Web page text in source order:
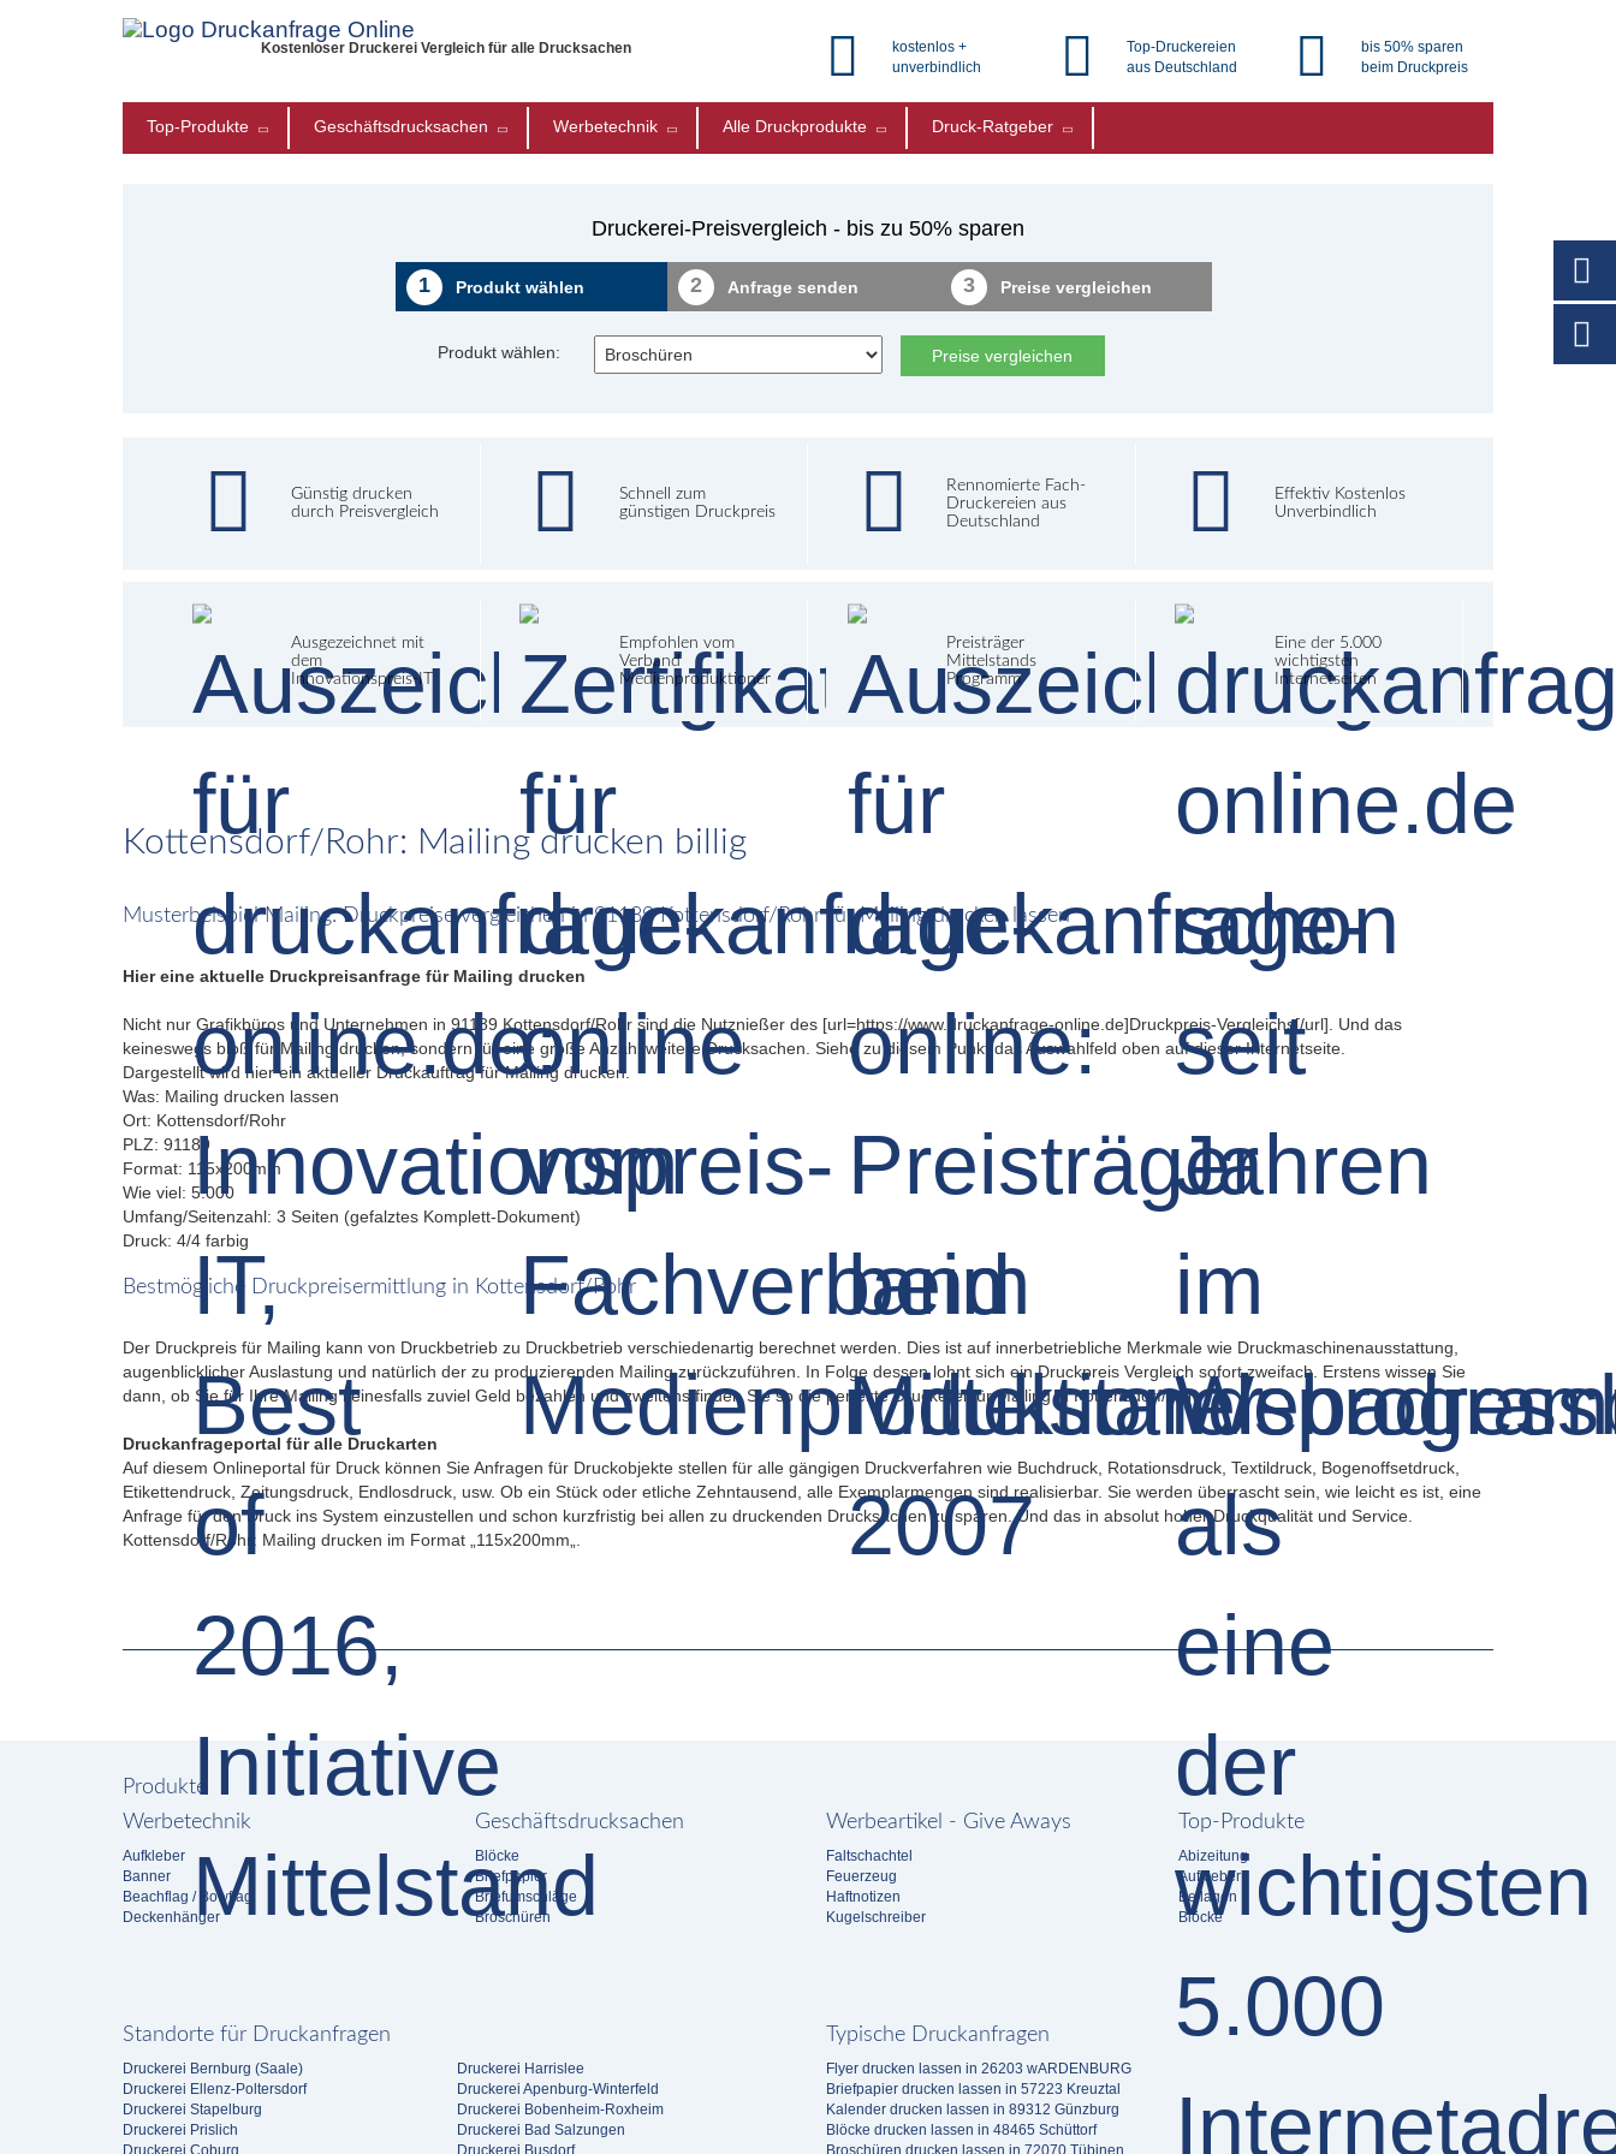
Kostenloser Druckerei Vergleich für alle Drucksachen
kostenlos +
unverbindlich
Top-Druckereien
aus Deutschland
bis 50% sparen
beim Druckpreis
Top-Produkte Geschäftsdrucksachen Werbetechnik Alle Druckprodukte Druck-Ratgeber
Druckerei-Preisvergleich - bis zu 50% sparen
1 Produkt wählen 2 Anfrage senden 3 Preise vergleichen
Produkt wählen: Preise vergleichen
Günstig drucken
durch Preisvergleich
Schnell zum
günstigen Druckpreis
Rennomierte Fach-
Druckereien aus
Deutschland
Effektiv Kostenlos
Unverbindlich
Ausgezeichnet mit
dem
Innovationspreis-IT
Empfohlen vom
Verband
Medienproduktioner
Preisträger
Mittelstands
Programm
Eine der 5.000
wichtigsten
Internetseiten
Kottensdorf/Rohr: Mailing drucken billig
Musterbeispiel Mailing: Druckpreise vergleichen in 91189 Kottensdorf/Rohr für Mailing drucken lassen
Hier eine aktuelle Druckpreisanfrage für Mailing drucken
Nicht nur Grafikbüros und Unternehmen in 91189 Kottensdorf/Rohr sind die Nutznießer des [url=https://www.druckanfrage-online.de]Druckpreis-Vergleichs[/url]. Und das
keineswegs bloß für Mailing drucken, sondern für eine große Anzahl weitere Drucksachen. Siehe zu diesem Punkt das Auswahlfeld oben auf dieser Internetseite.
Dargestellt wird hier ein aktueller Druckauftrag für Mailing drucken.
Was: Mailing drucken lassen
Ort: Kottensdorf/Rohr
PLZ: 91189
Format: 115x200mm
Wie viel: 5.000
Umfang/Seitenzahl: 3 Seiten (gefalztes Komplett-Dokument)
Druck: 4/4 farbig
Bestmögliche Druckpreisermittlung in Kottensdorf/Rohr
Der Druckpreis für Mailing kann von Druckbetrieb zu Druckbetrieb verschiedenartig berechnet werden. Dies ist auf innerbetriebliche Merkmale wie Druckmaschinenausstattung,
augenblicklicher Auslastung und natürlich der zu produzierenden Mailing zurückzuführen. In Folge dessen lohnt sich ein Druckpreis Vergleich sofort zweifach. Erstens wissen Sie
dann, ob Sie für Ihre Mailing keinesfalls zuviel Geld bezahlen und zweitens finden Sie so die perfekte Druckerei für Mailing in Kottensdorf/Rohr.
Druckanfrageportal für alle Druckarten
Auf diesem Onlineportal für Druck können Sie Anfragen für Druckobjekte stellen für alle gängigen Druckverfahren wie Buchdruck, Rotationsdruck, Textildruck, Bogenoffsetdruck,
Etikettendruck, Zeitungsdruck, Endlosdruck, usw. Ob ein Stück oder etliche Zehntausend, alle Exemplarmengen sind realisierbar. Sie werden überrascht sein, wie leicht es ist, eine
Anfrage für den Druck ins System einzustellen und schon kurzfristig bei allen zu druckenden Drucksachen zu sparen. Und das in absolut hoher Druckqualität und Service.
Kottensdorf/Rohr: Mailing drucken im Format „115x200mm„.
Produkte
Werbetechnik
Aufkleber
Banner
Beachflag / Bowflag
Deckenhänger
Geschäftsdrucksachen
Blöcke
Briefpapier
Briefumschläge
Broschüren
Werbeartikel - Give Aways
Faltschachtel
Feuerzeug
Haftnotizen
Kugelschreiber
Top-Produkte
Abizeitung
Aufkleber
Beilagen
Blöcke
Standorte für Druckanfragen
Druckerei Bernburg (Saale)
Druckerei Ellenz-Poltersdorf
Druckerei Stapelburg
Druckerei Prislich
Druckerei Coburg
Druckerei Harrislee
Druckerei Apenburg-Winterfeld
Druckerei Bobenheim-Roxheim
Druckerei Bad Salzungen
Druckerei Busdorf
Typische Druckanfragen
Flyer drucken lassen in 26203 wARDENBURG
Briefpapier drucken lassen in 57223 Kreuztal
Kalender drucken lassen in 89312 Günzburg
Blöcke drucken lassen in 48465 Schüttorf
Broschüren drucken lassen in 72070 Tübinen